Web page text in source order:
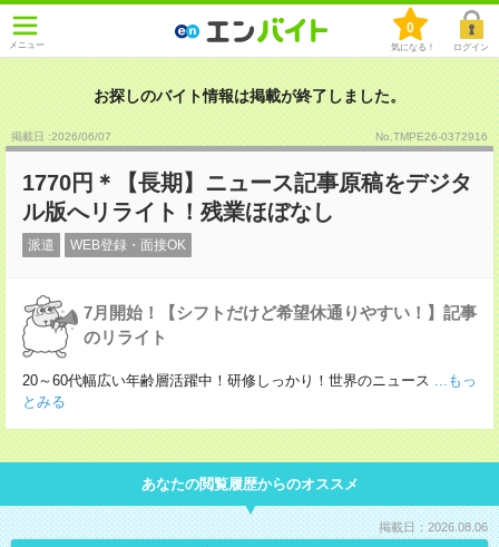
メニュー
0
気になる！ ログイン
お探しのバイト情報は掲載が終了しました。
掲載日 :2026/06/07 No.TMPE26-0372916
1770円＊【長期】ニュース記事原稿をデジタ
ル版へリライト！残業ほぼなし
派遣 WEB登録・面接OK
7月開始！【シフトだけど希望休通りやすい！】記事
のリライト
20～60代幅広い年齢層活躍中！研修しっかり！世界のニュース ...もっ
とみる
あなたの閲覧履歴からのオススメ
掲載日：2026.08.06